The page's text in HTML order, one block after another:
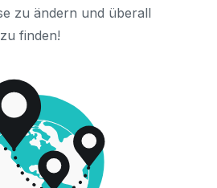
zu ändern und überall
finden!